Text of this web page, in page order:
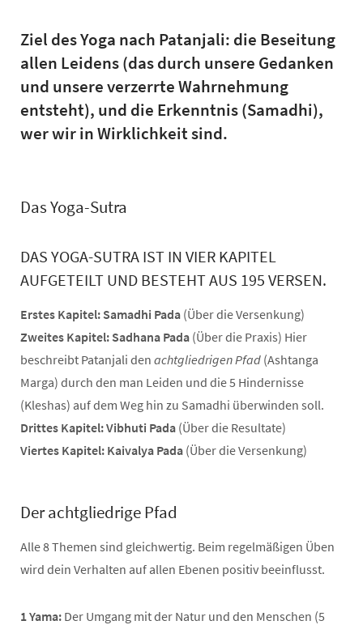
Ziel des Yoga nach Patanjali: die Beseitung
allen Leidens (das durch unsere Gedanken
und unsere verzerrte Wahrnehmung
entsteht), und die Erkenntnis (Samadhi),
wer wir in Wirklichkeit sind.
Das Yoga-Sutra
DAS YOGA-SUTRA IST IN VIER KAPITEL
AUFGETEILT UND BESTEHT AUS 195 VERSEN.
Erstes Kapitel: Samadhi Pada (Über die Versenkung)
Zweites Kapitel: Sadhana Pada (Über die Praxis) Hier
beschreibt Patanjali den achtgliedrigen Pfad (Ashtanga
Marga) durch den man Leiden und die 5 Hindernisse
(Kleshas) auf dem Weg hin zu Samadhi überwinden soll.
Drittes Kapitel: Vibhuti Pada (Über die Resultate)
Viertes Kapitel: Kaivalya Pada (Über die Versenkung)
Der achtgliedrige Pfad
Alle 8 Themen sind gleichwertig. Beim regelmäßigen Üben
wird dein Verhalten auf allen Ebenen positiv beeinflusst.
1 Yama: Der Umgang mit der Natur und den Menschen (5